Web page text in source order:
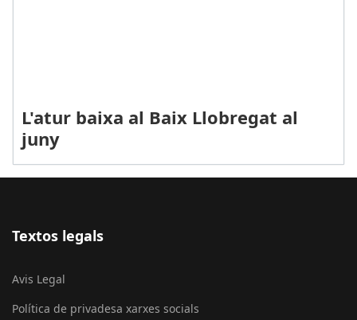
L'atur baixa al Baix Llobregat al
juny
Textos legals
Avis Legal
Política de privadesa xarxes socials